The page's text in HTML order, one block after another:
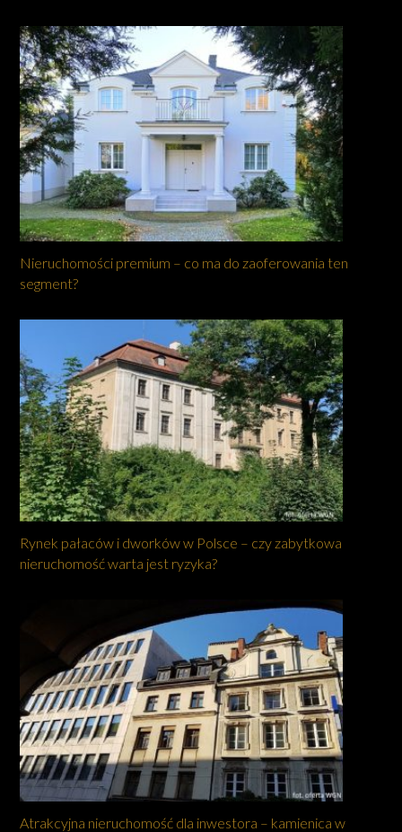
Nieruchomości premium – co ma do zaoferowania ten
segment?
Rynek pałaców i dworków w Polsce – czy zabytkowa
nieruchomość warta jest ryzyka?
Atrakcyjna nieruchomość dla inwestora – kamienica w